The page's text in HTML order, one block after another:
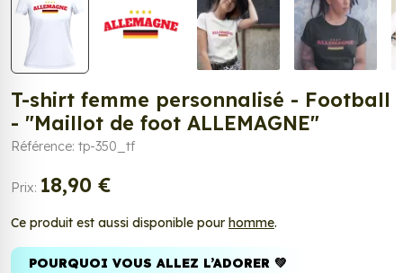
T-shirt femme personnalisé - Football
- "Maillot de foot ALLEMAGNE"
Référence: tp-350_tf
Prix: 18,90 €
Ce produit est aussi disponible pour homme.
POURQUOI VOUS ALLEZ L’ADORER 💚